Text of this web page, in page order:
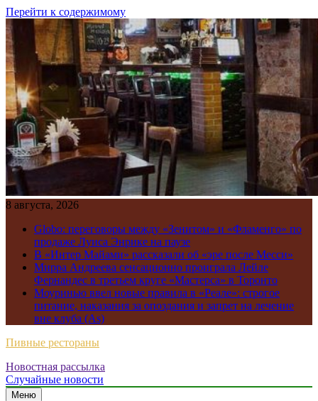
Перейти к содержимому
8 августа, 2026
Globo: переговоры между «Зенитом» и «Фламенго» по
продаже Луиса Энрике на паузе
В «Интер Майами» рассказали об «эре после Месси»
Мирра Андреева сенсационно проиграла Лейле
Фернандес в третьем круге «Мастерса» в Торонто
Моуринью ввел новые правила в «Реале»: строгое
питание, наказания за опоздания и запрет на лечение
вне клуба (As)
Пивные рестораны
Новостная рассылка
Случайные новости
Меню